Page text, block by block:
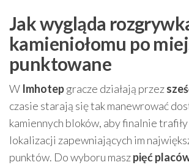
Jak wygląda
kamieniołomu po
punktowane
W Imhotepgracze działają przez
czasie starają się tak manewrować
kamiennych bloków, aby finalnie
lokalizacji zapewniających im
punktów. Do wyboru maszpięć